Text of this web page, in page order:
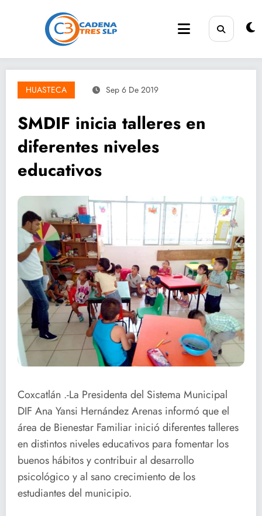
HUASTECA Sep 6 De 2019
SMDIF inicia talleres en
diferentes niveles
educativos
Coxcatlán .-La Presidenta del Sistema Municipal
DIF Ana Yansi Hernández Arenas informó que el
área de Bienestar Familiar inició diferentes talleres
en distintos niveles educativos para fomentar los
buenos hábitos y contribuir al desarrollo
psicológico y al sano crecimiento de los
estudiantes del municipio.